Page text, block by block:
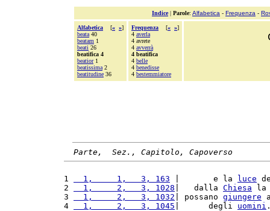
Indice| Parole: Alfabetica - Frequenza -
Alfabetica [« »]
beata 40
beatam 1
beati 26
beatifica 4
beatior1
beatissima 2
beatitudine 36
Frequenza [« »]
4 averla
4 avrete
4 avverrà
4 beatifica
4 belle
4 benedisse
4 bestemmiatore
Parte,  Sez., Capitolo, Capoverso
1
  1,     1,   3, 163
|       e la luce
2
  1,     2,   3, 1028
|   dalla Chiesa la
3
  1,     2,   3, 1032
| possano giungere
4
  1,     2,   3, 1045
|      degli uomini